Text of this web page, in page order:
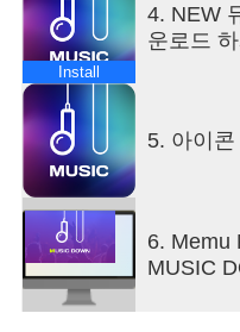
Install
4. NEW
운로드
5. 아이
6. Memu
MUSIC